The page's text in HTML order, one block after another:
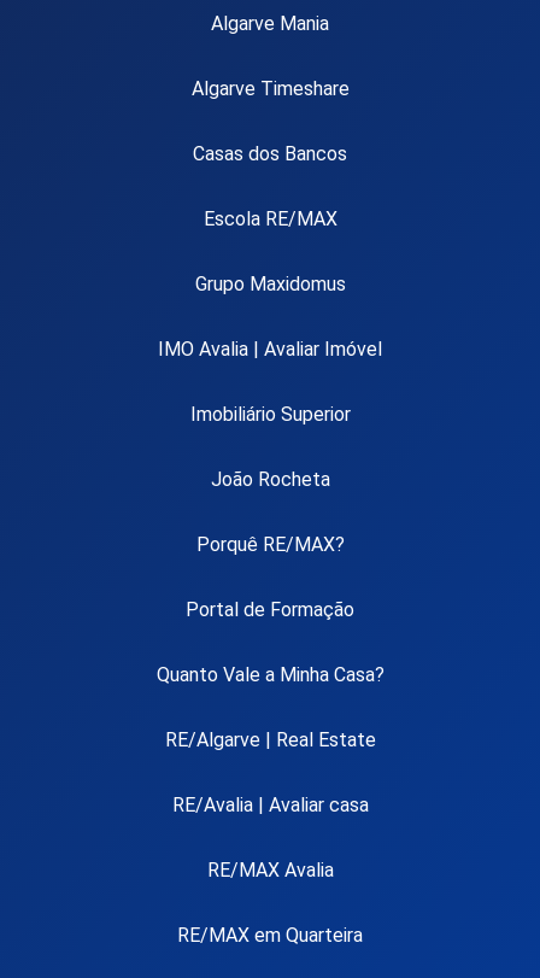
Algarve Mania
Algarve Timeshare
Casas dos Bancos
Escola RE/MAX
Grupo Maxidomus
IMO Avalia | Avaliar Imóvel
Imobiliário Superior
João Rocheta
Porquê RE/MAX?
Portal de Formação
Quanto Vale a Minha Casa?
RE/Algarve | Real Estate
RE/Avalia | Avaliar casa
RE/MAX Avalia
RE/MAX em Quarteira